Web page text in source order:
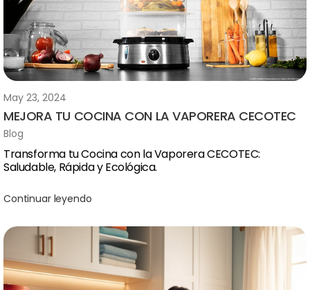
May 23, 2024
MEJORA TU COCINA CON LA VAPORERA CECOTEC
Blog
Transforma tu Cocina con la Vaporera CECOTEC:
Saludable, Rápida y Ecológica.
Continuar leyendo